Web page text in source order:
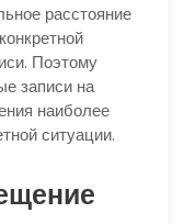
расстояние
Поэтому
записи на
наиболее
ситуации.